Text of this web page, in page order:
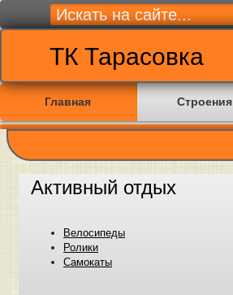
ТК Тарасовка
Главная Строения
Активный отдых
Велосипеды
Ролики
Самокаты